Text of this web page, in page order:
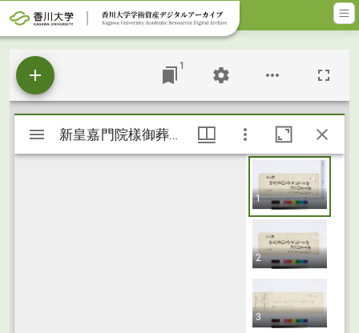
メインコンテンツに移動